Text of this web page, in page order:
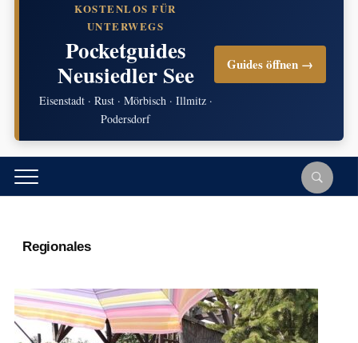
KOSTENLOS FÜR
UNTERWEGS
Pocketguides
Neusiedler See
Eisenstadt · Rust · Mörbisch · Illmitz ·
Podersdorf
Guides öffnen →
Regionales